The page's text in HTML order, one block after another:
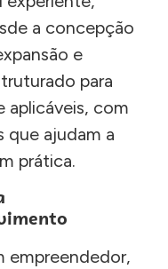
a concepção
e
para
aplicáveis, com
que ajudam a
prática.
empreendedor,